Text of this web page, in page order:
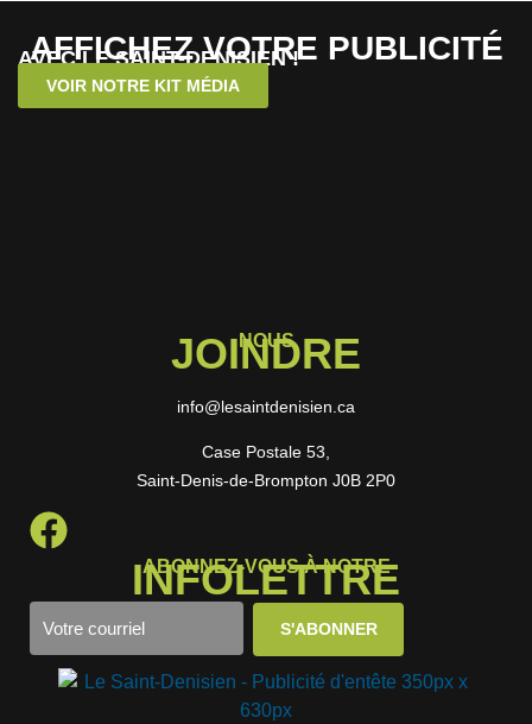
AFFICHEZ VOTRE PUBLICITÉ
AVEC LE SAINT-DENISIEN !
VOIR NOTRE KIT MÉDIA
NOUS
JOINDRE
info@lesaintdenisien.ca
Case Postale 53,
Saint-Denis-de-Brompton J0B 2P0
ABONNEZ-VOUS À NOTRE
INFOLETTRE